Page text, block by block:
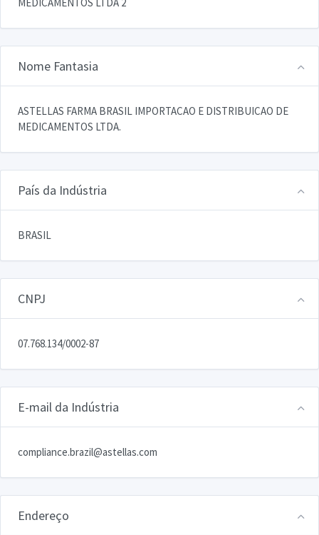
Nome Fantasia
ASTELLAS FARMA BRASIL IMPORTACAO E DISTRIBUICAO DE
MEDICAMENTOS LTDA.
País da Indústria
BRASIL
CNPJ
07.768.134/0002-87
E-mail da Indústria
compliance.brazil@astellas.com
Endereço